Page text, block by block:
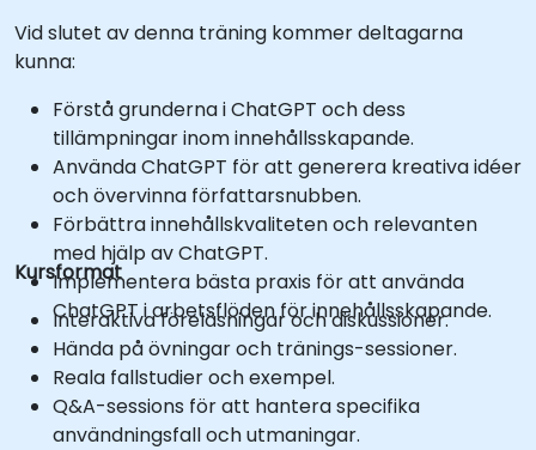
Vid slutet av denna träning kommer deltagarna
kunna:
Förstå grunderna i ChatGPT och dess
tillämpningar inom innehållsskapande.
Använda ChatGPT för att generera kreativa idéer
och övervinna författarsnubben.
Förbättra innehållskvaliteten och relevanten
med hjälp av ChatGPT.
Implementera bästa praxis för att använda
ChatGPT i arbetsflöden för innehållsskapande.
Kursformat
Interaktiva föreläsningar och diskussioner.
Hända på övningar och tränings-sessioner.
Reala fallstudier och exempel.
Q&A-sessions för att hantera specifika
användningsfall och utmaningar.